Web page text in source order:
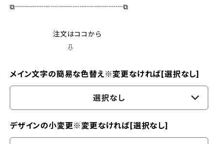
⧉┈┈┈┈┈┈┈┈┈┈┈┈┈┈┈⧉
注文はココから
⇩
メイン文字の簡易な色替え※変更なければ[選択なし]
選択なし
デザインの小変更※変更なければ[選択なし]